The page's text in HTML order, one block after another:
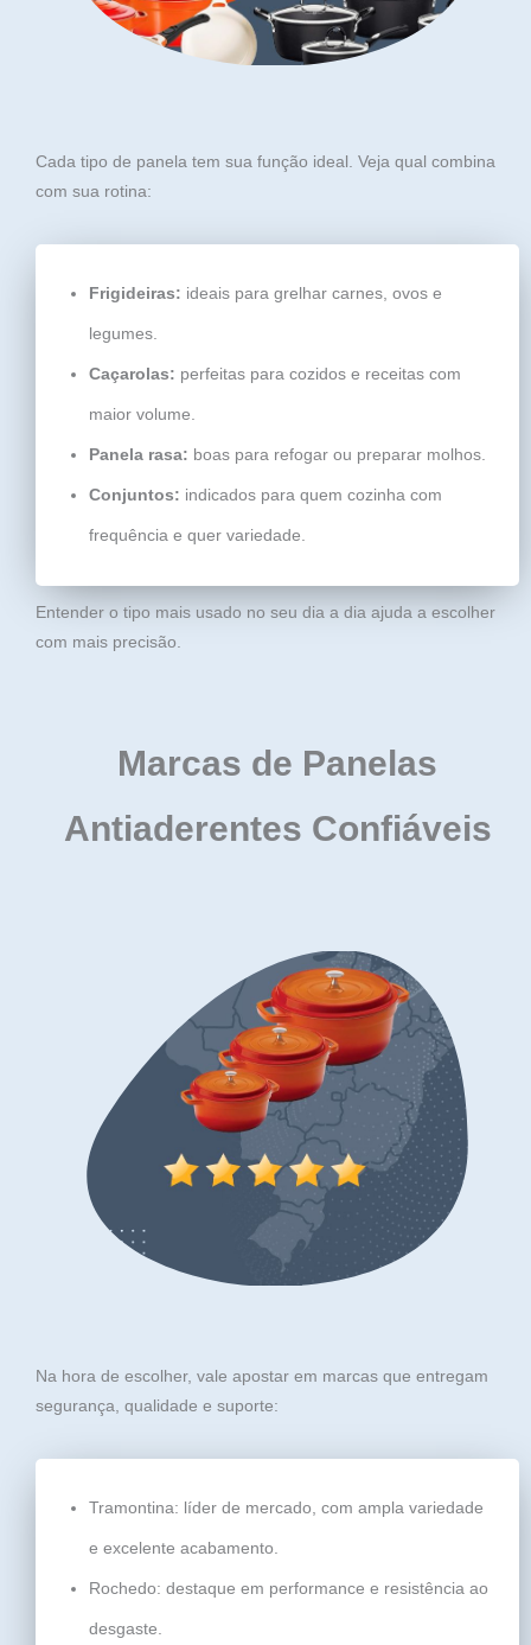
Cada tipo de panela tem sua função ideal. Veja qual combina
com sua rotina:
Frigideiras: ideais para grelhar carnes, ovos e
legumes.
Caçarolas: perfeitas para cozidos e receitas com
maior volume.
Panela rasa: boas para refogar ou preparar molhos.
Conjuntos: indicados para quem cozinha com
frequência e quer variedade.
Entender o tipo mais usado no seu dia a dia ajuda a escolher
com mais precisão.
Marcas de Panelas
Antiaderentes Confiáveis
Na hora de escolher, vale apostar em marcas que entregam
segurança, qualidade e suporte:
Tramontina: líder de mercado, com ampla variedade
e excelente acabamento.
Rochedo: destaque em performance e resistência ao
desgaste.